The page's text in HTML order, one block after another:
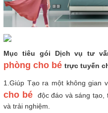
Mục tiêu gói Dịch vụ tư
phòng cho bé trực tuyến
1.Giúp Tạo ra một không gian
cho bé
độc đáo và sáng tạo,
và trải nghiệm.